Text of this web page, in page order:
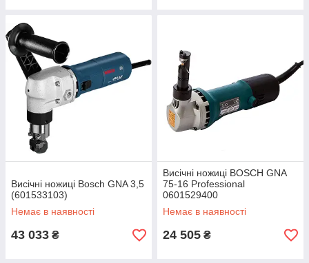
Висічні ножиці Bosch GNA 3,5
(601533103)
Немає в наявності
43 033 ₴
Висічні ножиці BOSCH GNA
75-16 Professional
0601529400
Немає в наявності
24 505 ₴